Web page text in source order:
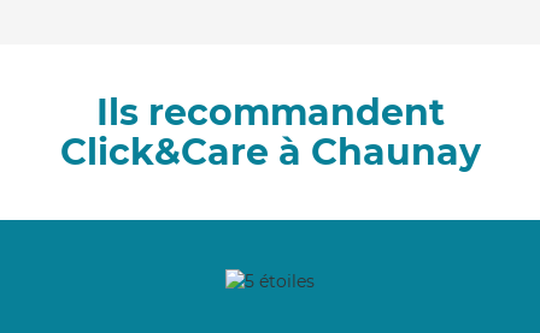
Ils recommandent
Click&Care à Chaunay